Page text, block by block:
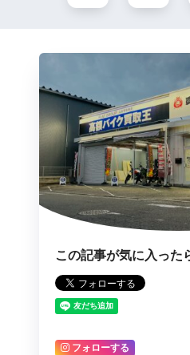
この記事が気に入った
フォローする